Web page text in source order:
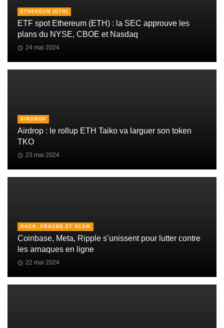
ETHEREUM (ETH)
ETF spot Ethereum (ETH) : la SEC approuve les
plans du NYSE, CBOE et Nasdaq
24 mai 2024
AIRDROP
Airdrop : le rollup ETH Taiko va larguer son token
TKO
23 mai 2024
HACK, FRAUDE ET SCAM
Coinbase, Meta, Ripple s’unissent pour lutter contre
les arnaques en ligne
22 mai 2024